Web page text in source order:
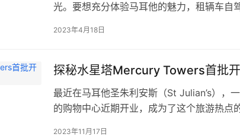
光。要想充分体验马耳他的魅力，租辆车自
能在马耳他的自驾之旅中畅享无…
2023年4月18日
探秘水星塔Mercury Towers首批
最近在马耳他圣朱利安斯（St Julian’s），
的购物中心近期开业，成为了这个旅游热
2023年11月17日